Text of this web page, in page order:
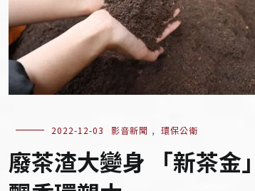
2022-12-03 影音新聞 , 環保公衛
廢茶渣大變身 「新茶金」